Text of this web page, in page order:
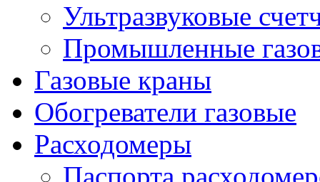
Ультразвуковые
Промышленные
Газовые краны
Обогреватели газовые
Расходомеры